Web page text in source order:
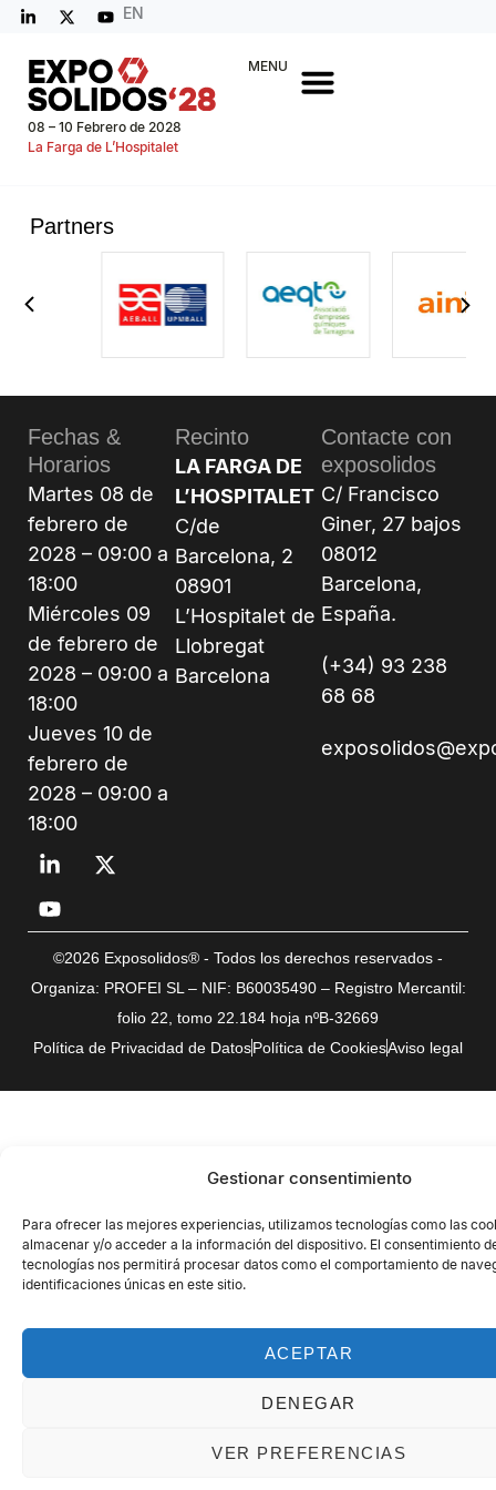
Gestionar consentimiento
Para ofrecer las mejores experiencias, utilizamos tecnologías como las
almacenar y/o acceder a la información del dispositivo. El consentimiento
tecnologías nos permitirá procesar datos como el comportamiento de
identificaciones únicas en este sitio.
ACEPTAR
DENEGAR
VER PREFERENCIAS
EN
08 – 10 Febrero de 2028
La Farga de L’Hospitalet
MENU
Partners
Fechas &
Horarios
Martes 08 de
febrero de
2028 – 09:00 a
18:00
Miércoles 09
de febrero de
2028 – 09:00 a
18:00
Jueves 10 de
febrero de
2028 – 09:00 a
18:00
Recinto
LA FARGA DE
L’HOSPITALET
C/de
Barcelona, 2
08901
L’Hospitalet de
Llobregat
Barcelona
Contacte con
exposolidos
C/ Francisco
Giner, 27 bajos
08012
Barcelona,
España.
(+34) 93 238
68 68
©2026 Exposolidos® - Todos los derechos reservados -
Organiza: PROFEI SL – NIF: B60035490 – Registro Mercantil:
folio 22, tomo 22.184 hoja nºB-32669
Política de Privacidad de DatosPolítica de CookiesAviso legal